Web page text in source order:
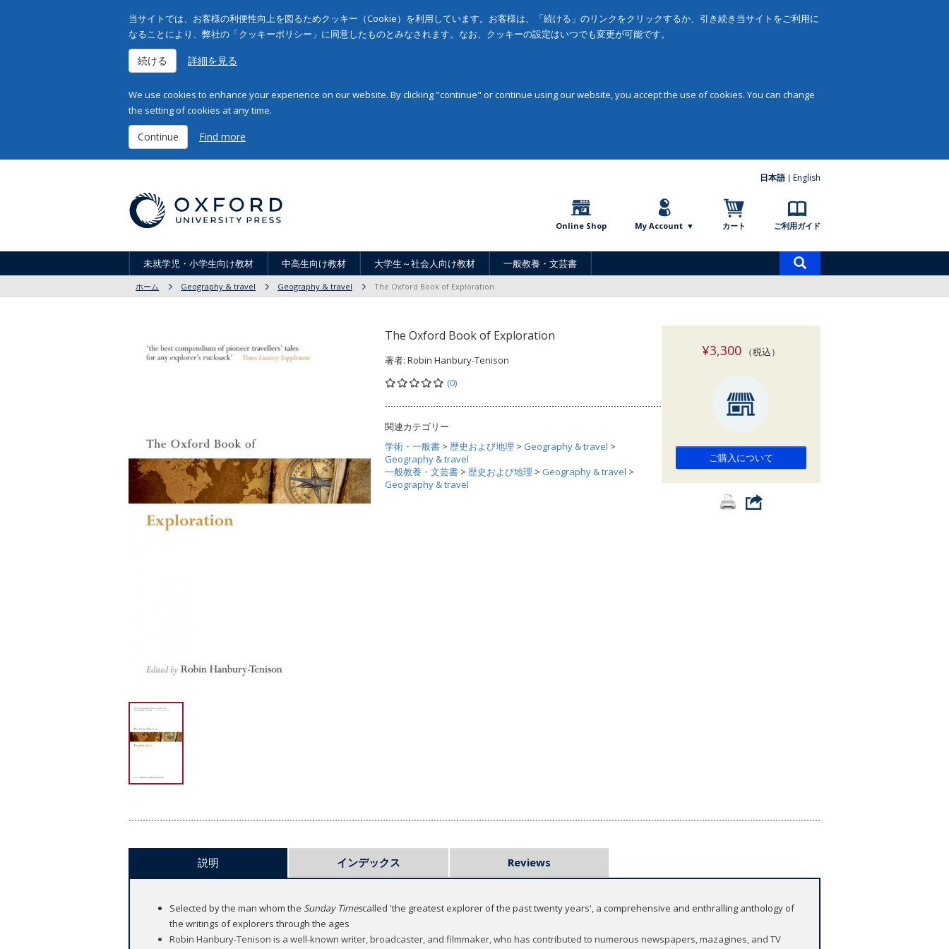
当サイトでは、お客様の利便性向上を図るためクッキー（Cookie）を利用しています。お客様は、「続ける」のリンクをクリックするか、引き続き当サイトをご利用に
なることにより、弊社の「クッキーポリシー」に同意したものとみなされます。なお、クッキーの設定はいつでも変更が可能です。
続ける 詳細を見る
We use cookies to enhance your experience on our website. By clicking "continue" or continue using our website, you accept the use of cookies. You can change
the setting of cookies at any time.
Continue Find more
日本語 English
Online Shop My Account カート ご利用ガイド
未就学児・小学生向け教材 中高生向け教材 大学生～社会人向け教材 一般教養・文芸書
索
ホーム Geography & travel Geography & travel The Oxford Book of Exploration
The Oxford Book of Exploration
著者: Robin Hanbury-Tenison
(0)
関連カテゴリー
学術・一般書 > 歴史および地理 > Geography & travel >
Geography & travel
一般教養・文芸書 > 歴史および地理 > Geography & travel >
Geography & travel
¥3,300（税込）
ご購入について
説明 インデックス Reviews
Selected by the man whom the Sunday Timescalled 'the greatest explorer of the past twenty years', a comprehensive and enthralling anthology of
the writings of explorers through the ages
Robin Hanbury-Tenison is a well-known writer, broadcaster, and filmmaker, who has contributed to numerous newspapers, mazagines, and TV